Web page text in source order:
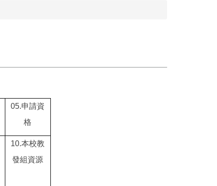
05.申請資
格
10.本校教
發組資源